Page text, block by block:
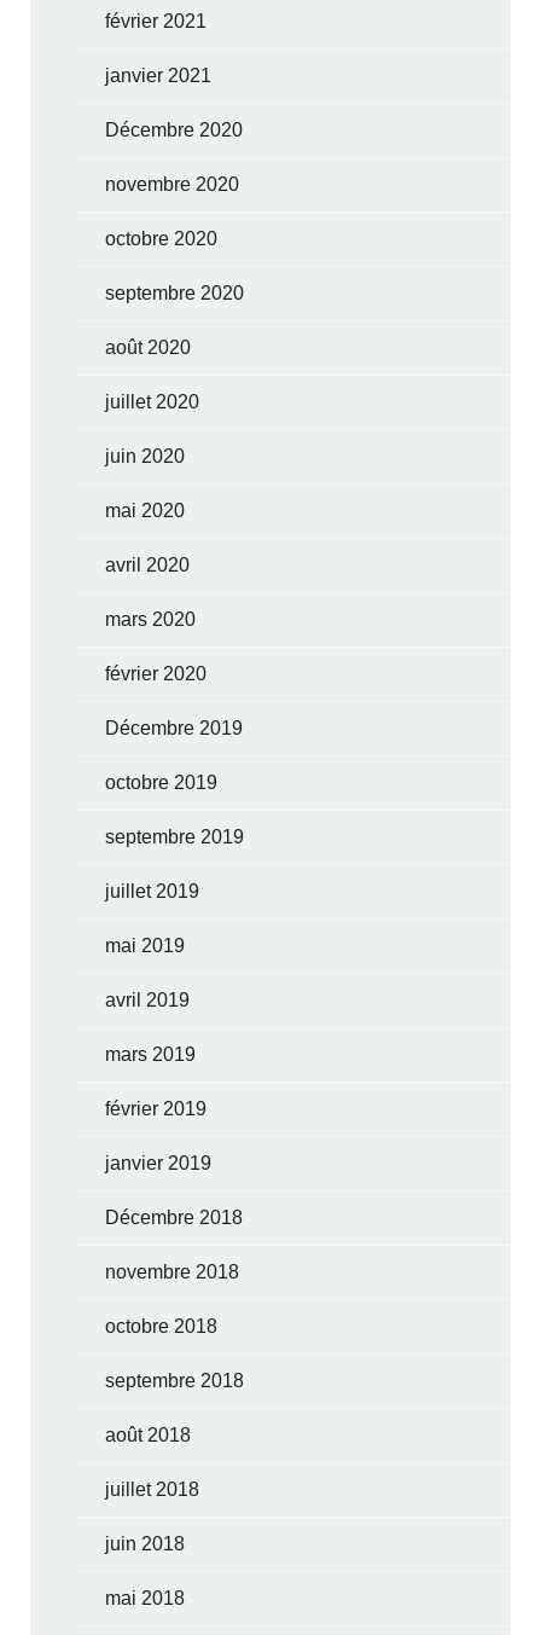
février 2021
janvier 2021
Décembre 2020
novembre 2020
octobre 2020
septembre 2020
août 2020
juillet 2020
juin 2020
mai 2020
avril 2020
mars 2020
février 2020
Décembre 2019
octobre 2019
septembre 2019
juillet 2019
mai 2019
avril 2019
mars 2019
février 2019
janvier 2019
Décembre 2018
novembre 2018
octobre 2018
septembre 2018
août 2018
juillet 2018
juin 2018
mai 2018